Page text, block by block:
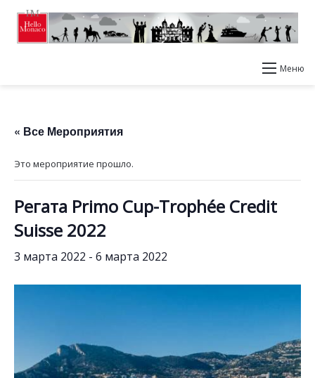
Меню
« Все Мероприятия
Это мероприятие прошло.
Регата Primo Cup-Trophée Credit
Suisse 2022
3 марта 2022 - 6 марта 2022